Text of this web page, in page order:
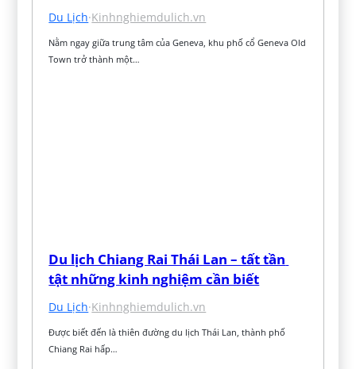
Du Lịch·Kinhnghiemdulich.vn
Nằm ngay giữa trung tâm của Geneva, khu phố cổ Geneva Old
Town trở thành một…
Du lịch Chiang Rai Thái Lan – tất tần
tật những kinh nghiệm cần biết
Du Lịch·Kinhnghiemdulich.vn
Được biết đến là thiên đường du lịch Thái Lan, thành phố
Chiang Rai hấp…